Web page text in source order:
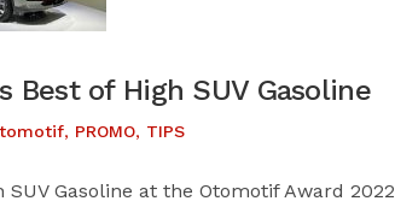
Best of High SUV Gasoline
, PROMO, TIPS
Gasoline at the Otomotif Award 2022